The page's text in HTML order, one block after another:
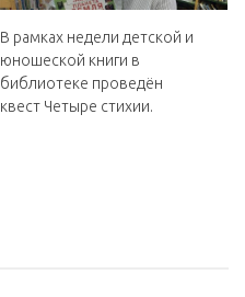
В рамках недели детской и
юношеской книги в
библиотеке проведён
квест Четыре стихии.